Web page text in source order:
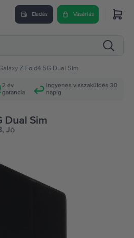
Eladás Vásárlás
Z Fold4 5G Dual Sim
2 év
garancia
Ingyenes visszaküldés 30
napig
Dual Sim
Jó